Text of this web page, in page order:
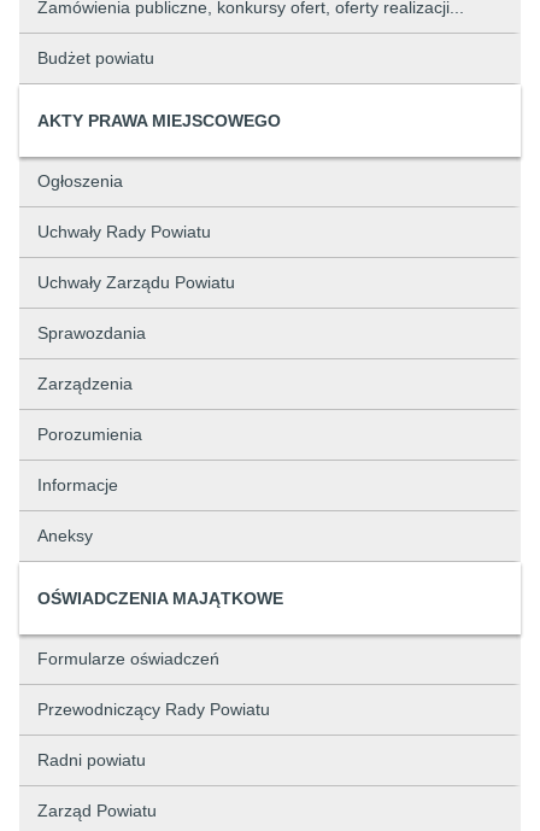
Zamówienia publiczne, konkursy ofert, oferty realizacji...
Budżet powiatu
AKTY PRAWA MIEJSCOWEGO
Ogłoszenia
Uchwały Rady Powiatu
Uchwały Zarządu Powiatu
Sprawozdania
Zarządzenia
Porozumienia
Informacje
Aneksy
OŚWIADCZENIA MAJĄTKOWE
Formularze oświadczeń
Przewodniczący Rady Powiatu
Radni powiatu
Zarząd Powiatu